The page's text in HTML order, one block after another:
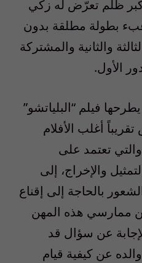
ظلم تعرّض له زكي
بطولة مطلقة بدون
والثانية والمشتركة
الأول.
يطرحها فيلم “البلياتشو”
أغلب الأفلام
والتي تعتمد على
والإخراج، إلى
بالحاجة إلى إقناع
ممارسي هذه المهن
عن سؤال قد
عن كيفية قيام